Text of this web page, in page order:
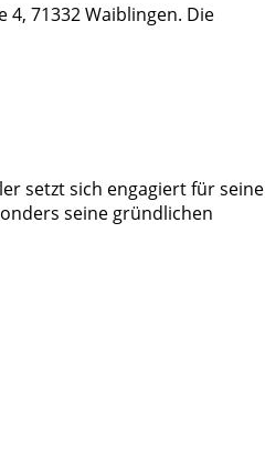
71332 Waiblingen. Die
setzt sich engagiert für seine
seine gründlichen